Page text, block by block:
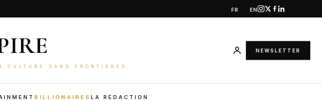
FR EN
CULTURE SANS FRONTIÈRES.
NEWSLETTER
BILLIONAIRES LA RÉDACTION